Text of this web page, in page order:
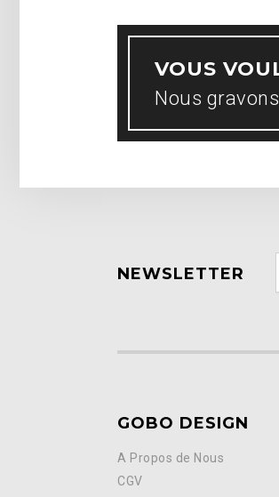
VOUS
Nous
NEWSLETTER
GOBO DESIGN
A Propos de Nous
CGV